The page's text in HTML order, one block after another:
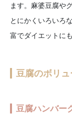
ます。麻婆豆腐や
とにかくいろいろ
富でダイエットに
豆腐のボリ
豆腐ハンバー